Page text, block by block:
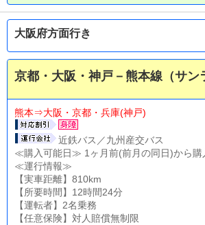
大阪府方面行き
京都・大阪・神戸－熊本線（サン
熊本⇒大阪・京都・兵庫(神戸)
近鉄バス／九州産交バス
≪購入可能日≫ 1ヶ月前(前月の同日)から購
≪運行情報≫
【実車距離】810km
【所要時間】12時間24分
【運転者】2名乗務
【任意保険】対人賠償無制限